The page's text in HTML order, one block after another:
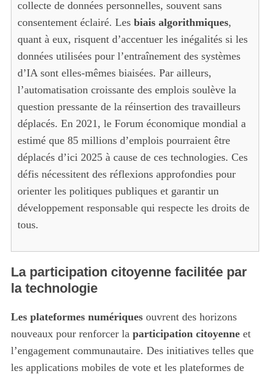
collecte de données personnelles, souvent sans
consentement éclairé. Les biais algorithmiques,
quant à eux, risquent d’accentuer les inégalités si les
données utilisées pour l’entraînement des systèmes
d’IA sont elles-mêmes biaisées. Par ailleurs,
l’automatisation croissante des emplois soulève la
question pressante de la réinsertion des travailleurs
déplacés. En 2021, le Forum économique mondial a
estimé que 85 millions d’emplois pourraient être
déplacés d’ici 2025 à cause de ces technologies. Ces
défis nécessitent des réflexions approfondies pour
orienter les politiques publiques et garantir un
développement responsable qui respecte les droits de
tous.
La participation citoyenne facilitée par
la technologie
Les plateformes numériquesouvrent des horizons
nouveaux pour renforcer la participation citoyenneet
l’engagement communautaire. Des initiatives telles que
les applications mobiles de vote et les plateformes de
r
f
o
r